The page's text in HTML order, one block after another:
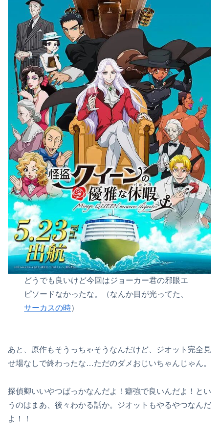
どうでも良いけど今回はジョーカー君の邪眼エ
ピソードなかったな。（なんか目が光ってた、
サーカスの時）
あと、原作もそうっちゃそうなんだけど、ジオット完全見
せ場なしで終わったな…ただのダメおじいちゃんじゃん。
探偵卿いいやつばっかなんだよ！癖強で良いんだよ！とい
うのはまあ、後々わかる話か。ジオットもやるやつなんだ
よ！！